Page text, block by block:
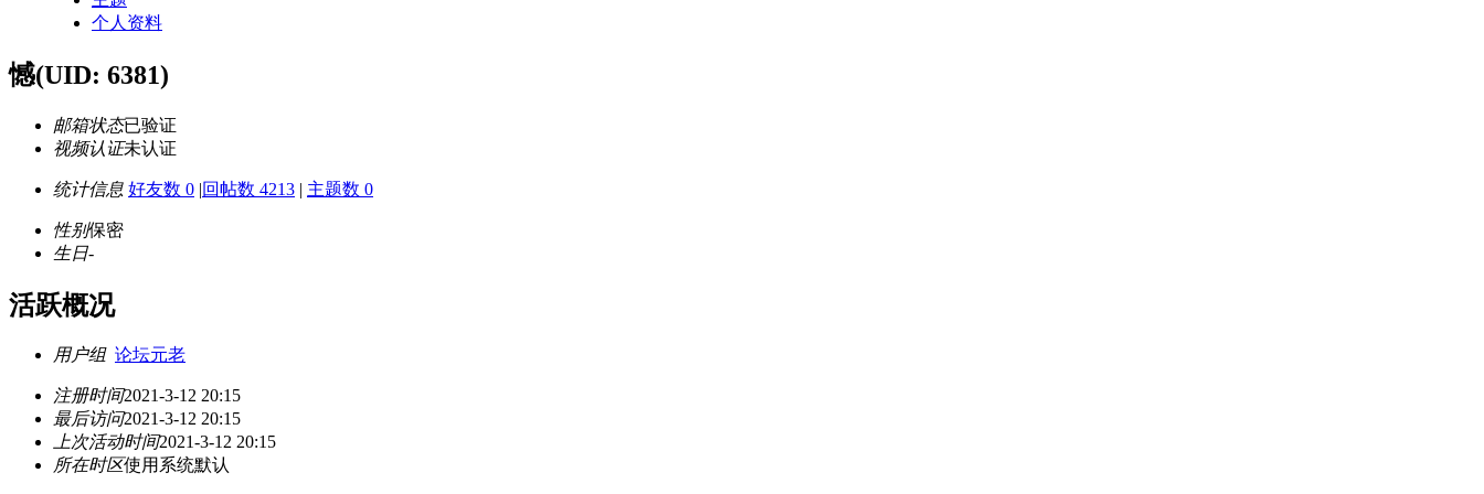
个人资料
憾(UID: 6381)
邮箱状态已验证
视频认证未认证
统计信息 好友数 0 |回帖数 4213 | 主题数 0
性别保密
生日-
活跃概况
用户组 论坛元老
注册时间2021-3-12 20:15
最后访问2021-3-12 20:15
上次活动时间2021-3-12 20:15
所在时区使用系统默认